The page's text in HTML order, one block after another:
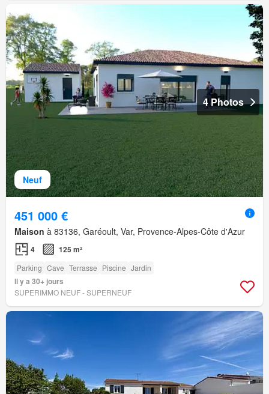
Neuf
4 Photos
451 000 €
Maison à 83136, Garéoult, Var, Provence-Alpes-Côte d'Azur
4 125 m²
Parking Cave Terrasse Piscine Jardin
Il y a 30+ jours
SUPERIMMO NEUF - SUPERNEUF